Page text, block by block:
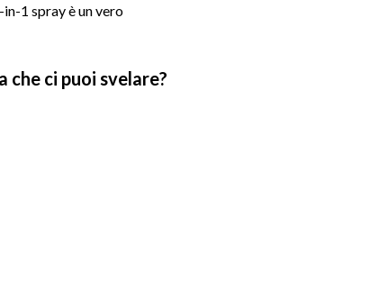
1 spray è un vero
che ci puoi svelare?